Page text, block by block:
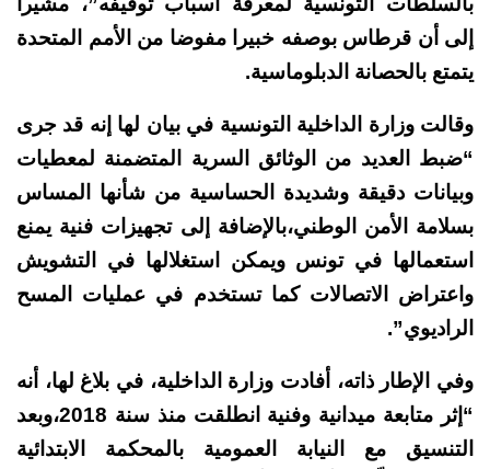
إلى أن قرطاس بوصفه خبيرا مفوضا من الأمم المتحدة
يتمتع بالحصانة الدبلوماسية.
وقالت وزارة الداخلية التونسية في بيان لها إنه قد جرى
“ضبط العديد من الوثائق السرية المتضمنة لمعطيات
وبيانات دقيقة وشديدة الحساسية من شأنها المساس
بسلامة الأمن الوطني،بالإضافة إلى تجهيزات فنية يمنع
استعمالها في تونس ويمكن استغلالها في التشويش
واعتراض الاتصالات كما تستخدم في عمليات المسح
الراديوي”.
وفي الإطار ذاته، أفادت وزارة الداخلية، في بلاغ لها، أنه
“إثر متابعة ميدانية وفنية انطلقت منذ سنة 2018،وبعد
التنسيق مع النيابة العمومية بالمحكمة الابتدائية